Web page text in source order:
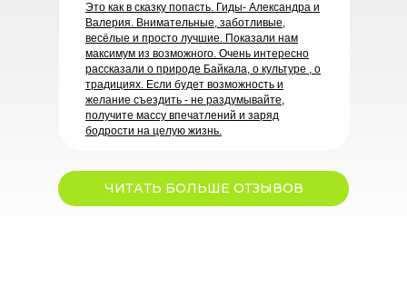
Это как в сказку попасть. Гиды- Александра и
Валерия. Внимательные, заботливые,
весёлые и просто лучшие. Показали нам
максимум из возможного. Очень интересно
рассказали о природе Байкала, о культуре , о
традициях. Если будет возможность и
желание съездить - не раздумывайте,
получите массу впечатлений и заряд
бодрости на целую жизнь.
ЧИТАТЬ БОЛЬШЕ ОТЗЫВОВ